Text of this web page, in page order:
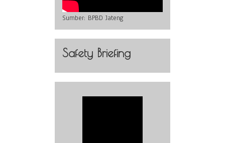
Sumber: BPBD Jateng
Safety Briefing